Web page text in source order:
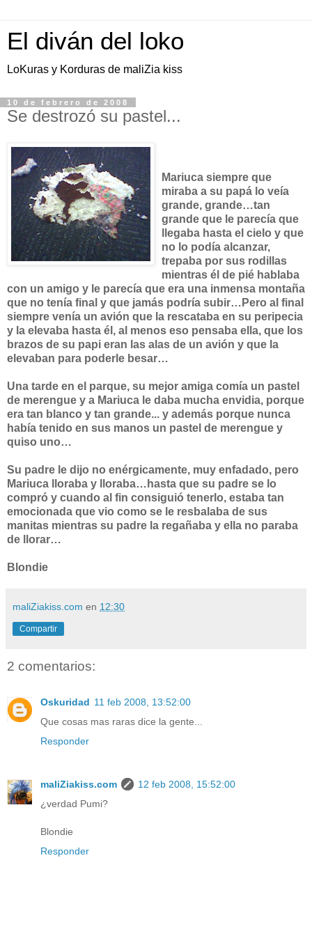
El diván del loko
LoKuras y Korduras de maliZia kiss
10 de febrero de 2008
Se destrozó su pastel...
Mariuca siempre que
miraba a su papá lo veía
grande, grande…tan
grande que le parecía que
llegaba hasta el cielo y que
no lo podía alcanzar,
trepaba por sus rodillas
mientras él de pié hablaba
con un amigo y le parecía que era una inmensa montaña
que no tenía final y que jamás podría subir…Pero al final
siempre venía un avión que la rescataba en su peripecia
y la elevaba hasta él, al menos eso pensaba ella, que los
brazos de su papi eran las alas de un avión y que la
elevaban para poderle besar…
Una tarde en el parque, su mejor amiga comía un pastel
de merengue y a Mariuca le daba mucha envidia, porque
era tan blanco y tan grande... y además porque nunca
había tenido en sus manos un pastel de merengue y
quiso uno…
Su padre le dijo no enérgicamente, muy enfadado, pero
Mariuca lloraba y lloraba…hasta que su padre se lo
compró y cuando al fin consiguió tenerlo, estaba tan
emocionada que vio como se le resbalaba de sus
manitas mientras su padre la regañaba y ella no paraba
de llorar…
Blondie
maliZiakiss.com en 12:30
Compartir
2 comentarios:
Oskuridad 11 feb 2008, 13:52:00
Que cosas mas raras dice la gente...
Responder
maliZiakiss.com
12 feb 2008, 15:52:00
¿verdad Pumi?
Blondie
Responder